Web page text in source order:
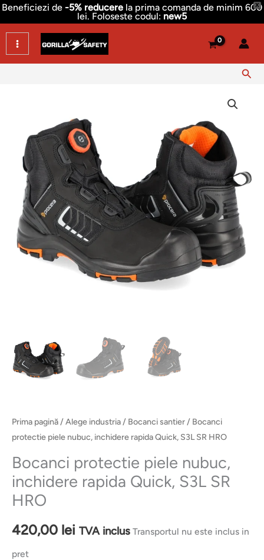
X
Beneficiezi de -5% reducere la prima comanda de minim 600
lei. Foloseste codul: new5
Skip
to
content
Prima pagină/Alege industria/ Bocanci santier/ Bocanci
protectie piele nubuc, inchidere rapida Quick, S3L SR HRO
Bocanci protectie piele nubuc,
inchidere rapida Quick, S3L SR
HRO
420,00 lei TVA inclus Transportul nu este inclus in
pret
piele
nubuc,
inchidere
rapida
Quick,
S3L
SR
HRO